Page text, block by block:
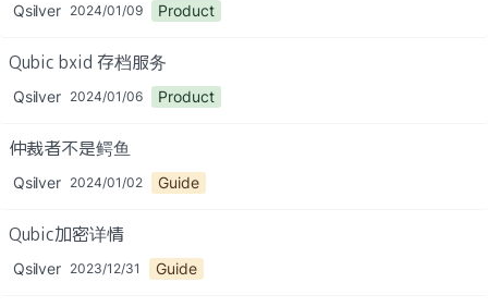
Qsilver 2024/01/09 Product
Qubic bxid 存档服务
Qsilver 2024/01/06 Product
仲裁者不是鳄鱼
Qsilver 2024/01/02 Guide
Qubic加密详情
Qsilver 2023/12/31 Guide